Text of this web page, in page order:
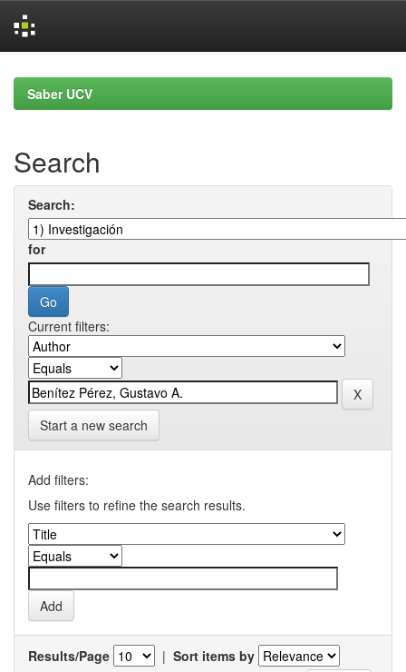
navigationSaber UCV
Search
Search:
for
Current filters:
Start a new search
Add filters:
Use filters to refine the search results.
Results/Page | Sort items by